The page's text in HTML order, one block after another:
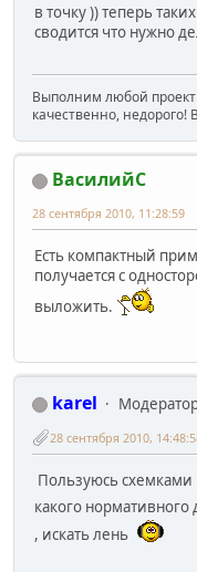
в точку )) теперь
сводится что нужно
Выполним любой проект
качественно,
ВасилийС
28 сентября 2010, 11:28:59
Есть компактный
получается с
выложить.
karel
28 сентября 2010,
Пользуюсь
какого
, искать лень